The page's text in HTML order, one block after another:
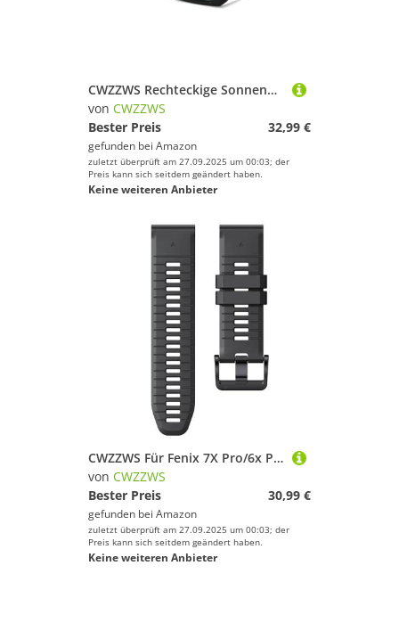
CWZZWS Rechteckige Sonnenbrille mit weitem Bein Retro -Männer für Frauen
von CWZZWS
Bester Preis
32,99 €
gefunden bei Amazon
zuletzt überprüft am 27.09.2025 um 00:03; der
Preis kann sich seitdem geändert haben.
Keine weiteren Anbieter
CWZZWS Für Fenix 7X Pro/6x Pro -Band für Fenix 6X -Gurt Fenix 7X Band 26mm Breite Fenix 5X Plus -Armband für Abstammung MK2i/Tactix Delta/Tactix 7 Pro/Tactix 7 Soft Silicon Uhrenbänder
von CWZZWS
Bester Preis
30,99 €
gefunden bei Amazon
zuletzt überprüft am 27.09.2025 um 00:03; der
Preis kann sich seitdem geändert haben.
Keine weiteren Anbieter